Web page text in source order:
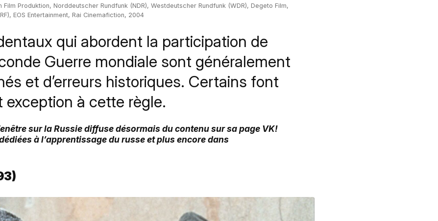
Produktion, Norddeutscher Rundfunk (NDR), Westdeutscher Rundfunk (WDR), Degeto Film,
EOS Entertainment, Rai Cinemafiction, 2004
qui abordent la participation de
Guerre mondiale sont généralement
et d’erreurs historiques. Certains font
exception à cette règle.
sur la Russie diffuse désormais du contenu sur sa page VK!
à l’apprentissage du russe et plus encore dans